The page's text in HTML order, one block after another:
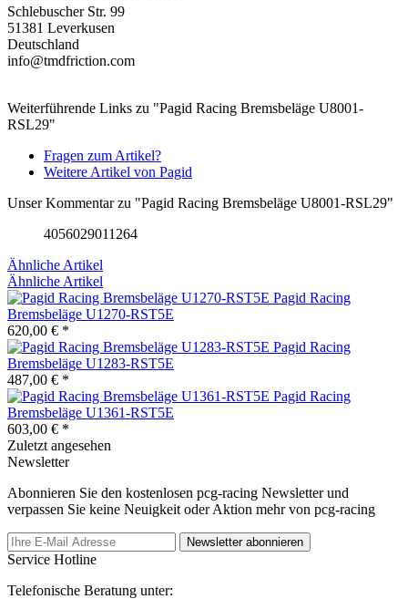
Schlebuscher Str. 99
51381 Leverkusen
Deutschland
info@tmdfriction.com
Weiterführende Links zu "Pagid Racing Bremsbeläge U8001-
RSL29"
Fragen zum Artikel?
Weitere Artikel von Pagid
Unser Kommentar zu "Pagid Racing Bremsbeläge U8001-RSL29"
4056029011264
Ähnliche Artikel
Ähnliche Artikel
Pagid Racing
Bremsbeläge U1270-RST5E
620,00 € *
Pagid Racing
Bremsbeläge U1283-RST5E
487,00 € *
Pagid Racing
Bremsbeläge U1361-RST5E
603,00 € *
Zuletzt angesehen
Newsletter
Abonnieren Sie den kostenlosen pcg-racing Newsletter und
verpassen Sie keine Neuigkeit oder Aktion mehr von pcg-racing
Newsletter abonnieren
Service Hotline
Telefonische Beratung unter: